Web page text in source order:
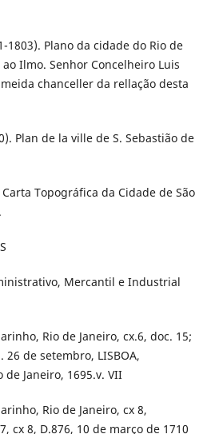
1803). Plano da cidade do Rio de
Ilmo. Senhor Concelheiro Luis
chanceller da rellação desta
Plan de la ville de S. Sebastião de
Carta Topográfica da Cidade de São
Mercantil e Industrial
Rio de Janeiro, cx.6, doc. 15;
26 de setembro, LISBOA,
de Janeiro, 1695.v. VII
Rio de Janeiro, cx 8,
cx 8, D.876, 10 de março de 1710